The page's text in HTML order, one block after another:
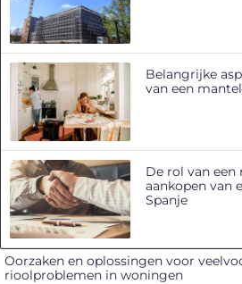
Belangrijke
van een
De rol van een
aankopen van
Spanje
Oorzaken en oplossingen voor
rioolproblemen in woningen